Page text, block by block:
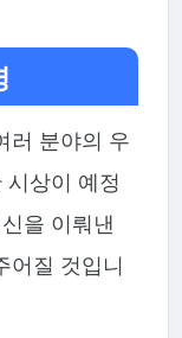
러 분야의 우
시상이 예정
을 이뤄낸
어질 것입니